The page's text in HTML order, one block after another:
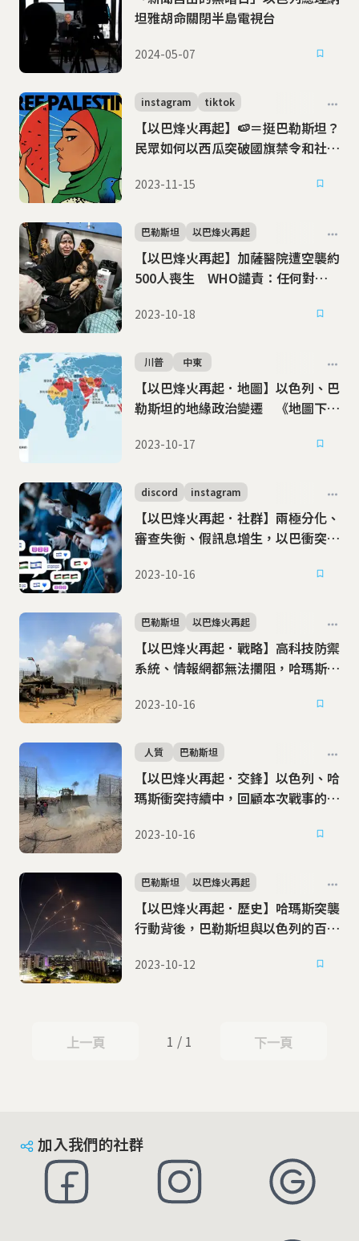
坦雅胡命關閉半島電視台
2024-05-07
【以巴烽火再起】🍉＝挺巴勒斯坦？
民眾如何以西瓜突破國旗禁令和社群
instagram tiktok
2023-11-15
【以巴烽火再起】加薩醫院遭空襲約
500人喪生 WHO譴責：任何對醫
巴勒斯坦 以巴烽火再起
2023-10-18
【以巴烽火再起．地圖】以色列、巴
勒斯坦的地緣政治變遷 《地圖下的
川普 中東
2023-10-17
【以巴烽火再起．社群】兩極分化、
審查失衡、假訊息增生，以巴衝突中
discord instagram
2023-10-16
【以巴烽火再起．戰略】高科技防禦
系統、情報網都無法攔阻，哈瑪斯如
巴勒斯坦 以巴烽火再起
2023-10-16
【以巴烽火再起．交鋒】以色列、哈
瑪斯衝突持續中，回顧本次戰事的爆
人質 巴勒斯坦
2023-10-16
【以巴烽火再起．歷史】哈瑪斯突襲
行動背後，巴勒斯坦與以色列的百年
巴勒斯坦 以巴烽火再起
2023-10-12
上一頁
上一頁 1 / 1 下一頁
下一頁
加入我們的社群